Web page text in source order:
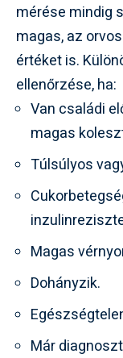
mérése mindig
magas, az
értéket is.
ellenőrzése, ha:
Van családi
magas
Túlsúlyos
Magas
Dohányzik.
Már